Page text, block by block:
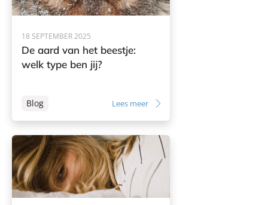
18 SEPTEMBER 2025
De aard van het beestje:
welk type ben jij?
Blog Lees meer